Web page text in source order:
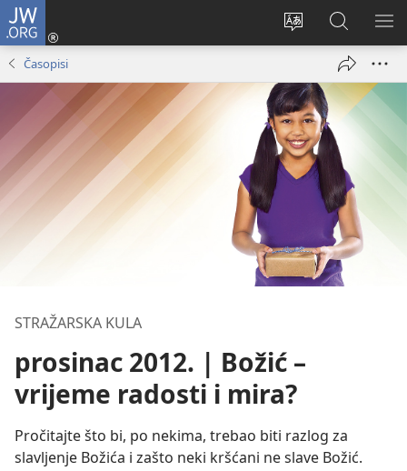
JW.ORG
Promijeni
Prijava
(otvara
prozor)
JW.ORG
|
Pretraga
Časopisi
STRAŽARSKA KULA
prosinac 2012. | Božić –
vrijeme radosti i mira?
Pročitajte što bi, po nekima, trebao biti razlog za
slavljenje Božića i zašto neki kršćani ne slave Božić.